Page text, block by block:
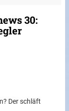
30:
Der schläft